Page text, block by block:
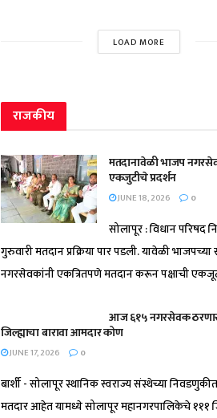
LOAD MORE
राजकीय
मतदानावेळी भाजप
एकजुटीचे प्रदर्शन
JUNE 18, 2026 0
सोलापूर : विधान परिषद
गुरुवारी मतदान प्रक्रिया पार पडली. यावेळी भाजपच्या
नगरसेवकांनी एकत्रितपणे मतदान करून पक्षाची
आज ६१५ नगरसेवक
जिल्ह्याचा बारावा आमदार कोण
JUNE 17, 2026 0
बार्शी - सोलापूर स्थानिक स्वराज्य संस्थेच्या
मतदार आहेत यामध्ये सोलापूर महानगरपालिकेचे १११